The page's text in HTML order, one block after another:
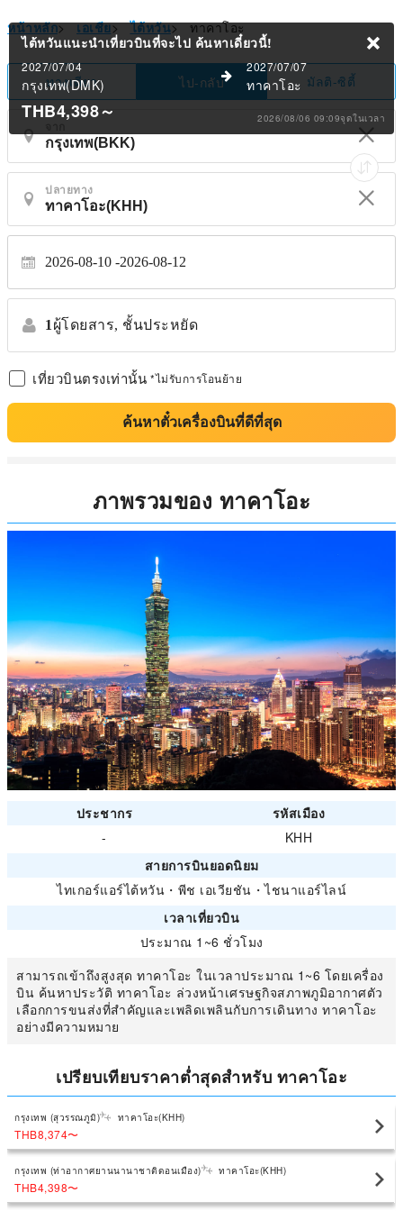
หน้าหลัก> เอเชีย> ไต้หวัน> ทาคาโอะ
ทางเดียว ไป-กลับ มัลติ-ซิตี้
ปลายทาง
2026-08-10 2026-08-12
1 ผู้โดยสาร, ชั้นประหยัด
เที่ยวบินตรงเท่านั้น *ไม่รับการโอนย้าย
ค้นหาตั๋วเครื่องบินที่ดีที่สุด
ไต้หวันแนะนำเที่ยวบินที่จะไป ค้นหาเดี๋ยวนี้!
2027/07/04
กรุงเทพ(DMK)
2027/07/07
ทาคาโอะ
THB4,398～ 2026/08/06 09:09จุดในเวลา
ภาพรวมของ ทาคาโอะ
ประชากร
รหัสเมือง
-
KHH
สายการบินยอดนิยม
ไทเกอร์แอร์ไต้หวัน ・ พีช เอเวียชัน ・ไชนาแอร์ไลน์
เวลาเที่ยวบิน
ประมาณ 1~6 ชั่วโมง
สามารถเข้าถึงสูงสุด ทาคาโอะ ในเวลาประมาณ 1~6 โดยเครื่อง
บิน ค้นหาประวัติ ทาคาโอะ ล่วงหน้าเศรษฐกิจสภาพภูมิอากาศตัว
เลือกการขนส่งที่สำคัญและเพลิดเพลินกับการเดินทาง ทาคาโอะ
อย่างมีความหมาย
เปรียบเทียบราคาต่ำสุดสำหรับ ทาคาโอะ
กรุงเทพ (สุวรรณภูมิ) ทาคาโอะ(KHH)
THB8,374〜
กรุงเทพ (ท่าอากาศยานนานาชาติดอนเมือง) ทาคาโอะ(KHH)
THB4,398〜